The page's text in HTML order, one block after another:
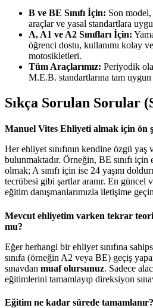
B ve BE Sınıfı İçin: Son
araçlar ve yasal standartlara
A, A1 ve A2 Sınıfları İçin:
öğrenci dostu, kullanımı kolay
motosikletleri.
Tüm Araçlarımız: Periyodik
M.E.B. standartlarına tam uygun
Sıkça Sorulan Sorular
Manuel Vites Ehliyeti almak için ön
Her ehliyet sınıfının kendine özgü yaş
bulunmaktadır. Örneğin, BE sınıfı için
olmak; A sınıfı için ise 24 yaşını
tecrübesi gibi şartlar aranır. En güncel
eğitim danışmanlarımızla iletişime
Mevcut ehliyetim varken tekrar
mu?
Eğer herhangi bir ehliyet sınıfına
sınıfa (örneğin A2 veya BE) geçiş
sınavdan muaf olursunuz. Sadece
eğitimlerini tamamlayıp direksiyon
Eğitim ne kadar sürede tamamlanır?